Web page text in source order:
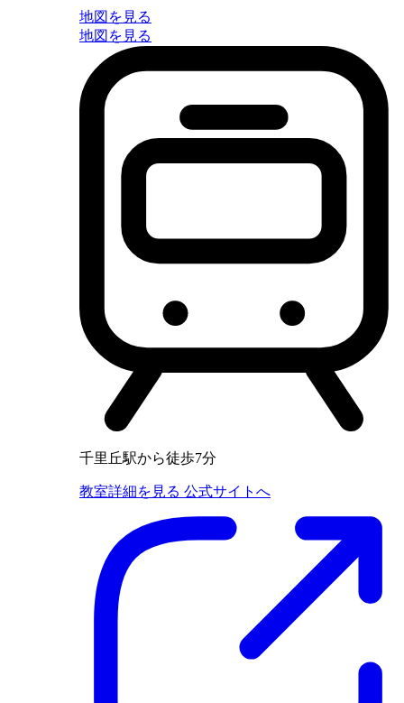
地図を見る
地図を見る
千里丘駅から徒歩7分
教室詳細を見る 公式サイトへ